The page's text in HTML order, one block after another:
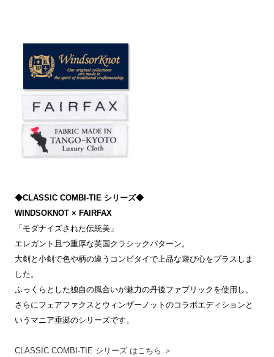
◆CLASSIC COMBI-TIE シリーズ◆
WINDSOKNOT × FAIRFAX
「モダナイズされた伝統美」
エレガント且つ重厚な英国クラシックパターン。
大剣と小剣で色や柄の違うコンビタイで上品な遊び心をプラスしま
した。
ふっくらとした独自の風合いが魅力の丹後ファブリックを使用し、
さらにフェアファクスとウィンザーノットのコラボエディションと
いうマニア垂涎のシリーズです。
CLASSIC COMBI-TIE シリーズ はこちら ＞